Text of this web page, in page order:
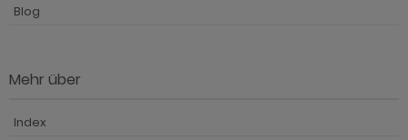
Blog
Mehr über
Index